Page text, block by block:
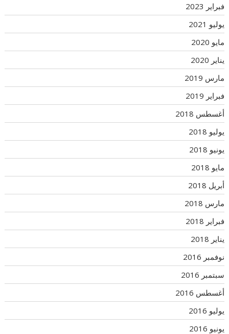
فبراير 2023
يوليو 2021
مايو 2020
يناير 2020
مارس 2019
فبراير 2019
أغسطس 2018
يوليو 2018
يونيو 2018
مايو 2018
أبريل 2018
مارس 2018
فبراير 2018
يناير 2018
نوفمبر 2016
سبتمبر 2016
أغسطس 2016
يوليو 2016
يونيو 2016